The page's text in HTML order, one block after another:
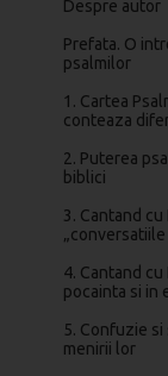
Despre autor
Prefata. O
psalmilor
1. Cartea
conteaza
2. Puterea
biblici
3. Cantand
„conversatiile
4. Cantand cu
pocainta si in
5. Confuzie
menirii lor